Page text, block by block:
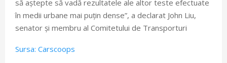
să aștepte să vadă rezultatele ale altor teste efectuate
în medii urbane mai puțin dense”, a declarat John Liu,
senator și membru al Comitetului de Transporturi
Sursa: Carscoops